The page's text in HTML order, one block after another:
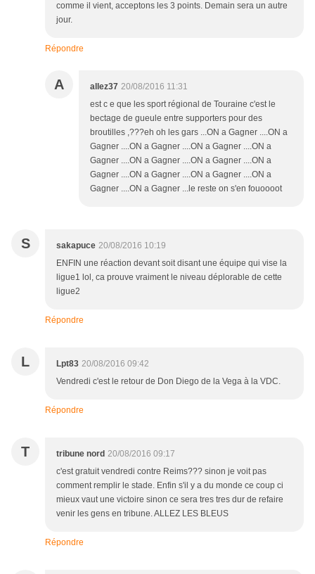
comme il vient, acceptons les 3 points. Demain sera un autre
jour.
Répondre
A allez37 20/08/2016 11:31
est c e que les sport régional de Touraine c'est le
bectage de gueule entre supporters pour des
broutilles ,???eh oh les gars ...ON a Gagner ....ON a
Gagner ....ON a Gagner ....ON a Gagner ....ON a
Gagner ....ON a Gagner ....ON a Gagner ....ON a
Gagner ....ON a Gagner ....ON a Gagner ....ON a
Gagner ....ON a Gagner ...le reste on s'en fouoooot
S sakapuce 20/08/2016 10:19
ENFIN une réaction devant soit disant une équipe qui vise la
ligue1 lol, ca prouve vraiment le niveau déplorable de cette
ligue2
Répondre
L Lpt83 20/08/2016 09:42
Vendredi c'est le retour de Don Diego de la Vega à la VDC.
Répondre
T tribune nord 20/08/2016 09:17
c'est gratuit vendredi contre Reims??? sinon je voit pas
comment remplir le stade. Enfin s'il y a du monde ce coup ci
mieux vaut une victoire sinon ce sera tres tres dur de refaire
venir les gens en tribune. ALLEZ LES BLEUS
Répondre